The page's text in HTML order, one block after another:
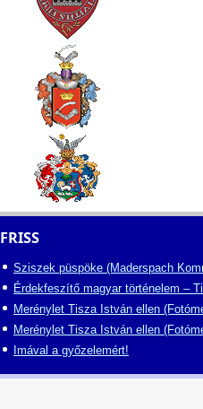
FRISS
Sziszek püspöke (Maderspach
Érdekfeszítő magyar történelem –
Merénylet Tisza István ellen
Merénylet Tisza István ellen
Imával a győzelemért!